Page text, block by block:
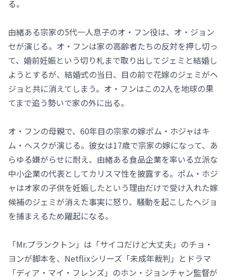
る。
由緒ある宗家の5代一人息子のオ・フン役は、オ・ジョン
セが演じる。オ・フンは家の高齢者たちの反対を押し切っ
て、婚前妊娠という切り札まで取り出してジェミと結婚し
ようとするが、結婚式の当日、目の前で花嫁のジェミがヘ
ジョと共に消えてしまう。オ・フンはこの2人を地球の果
てまで追う勢いで家の外に出る。
オ・フンの母親で、60年目の宗家の嫁ポム・ホジャはキ
ム・ヘスクが演じる。彼女は17歳で宗家の嫁になって、あ
らゆる嫌がらせに耐え、由緒ある食品企業を率いる立派な
中小企業の代表としてカリスマ性を披露する。ポム・ホジ
ャはオ家の子供を妊娠したという理由だけで受け入れた嫁
候補のジェミが消えた事実に怒り、騒動を起こしたヘジョ
を捕まえるため躍起になる。
「Mr.プランクトン」は「サイコだけど大丈夫」のチョ・
ヨンが脚本を、Netflixシリーズ「未成年裁判」とドラマ
「ディア・マイ・フレンズ」のホン・ジョンチャン監督が